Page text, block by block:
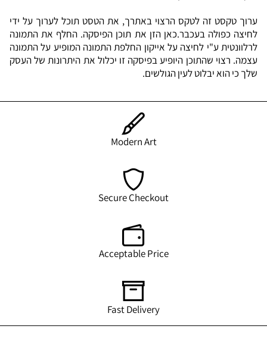
ערוך טקסט זה לטקס הרצוי באתרך, את הטסט תוכל לערוך על ידי
לחיצה כפולה בעכבר.כאן הזן את תוכן הפיסקה. החלף את התמונה
לרלוונטית ע"י לחיצה על אייקון החלפת התמונה המופיע על התמונה
עצמה. רצוי שהתוכן היופיע בפיסקה זו יכלול את היתרונות של העסק
שלך כי הוא יבלוט לעין הגולשים.
Modern Art
Secure Checkout
Acceptable Price
Fast Delivery